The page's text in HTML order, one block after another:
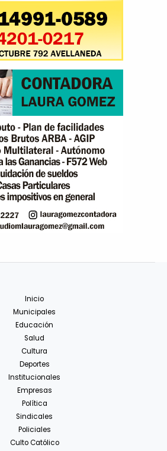
Inicio
Municipales
Educación
Salud
Cultura
Deportes
Institucionales
Empresas
Política
Sindicales
Policiales
Culto Católico